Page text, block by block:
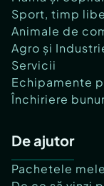
Sport, timp
Animale de
Agro și
Servicii
Echipamente
Închiriere
De ajutor
Pachetele mele